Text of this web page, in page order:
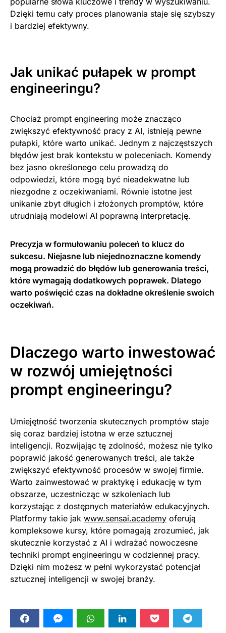
Dzięki temu cały proces planowania staje się szybszy
i bardziej efektywny.
Jak unikać pułapek w prompt
engineeringu?
Chociaż prompt engineering może znacząco
zwiększyć efektywność pracy z AI, istnieją pewne
pułapki, które warto unikać. Jednym z najczęstszych
błędów jest brak kontekstu w poleceniach. Komendy
bez jasno określonego celu prowadzą do
odpowiedzi, które mogą być nieadekwatne lub
niezgodne z oczekiwaniami. Równie istotne jest
unikanie zbyt długich i złożonych promptów, które
utrudniają modelowi AI poprawną interpretację.
Precyzja w formułowaniu poleceń to klucz do
sukcesu. Niejasne lub niejednoznaczne komendy
mogą prowadzić do błędów lub generowania treści,
które wymagają dodatkowych poprawek. Dlatego
warto poświęcić czas na dokładne określenie swoich
oczekiwań.
Dlaczego warto inwestować
w rozwój umiejętności
prompt engineeringu?
Umiejętność tworzenia skutecznych promptów staje
się coraz bardziej istotna w erze sztucznej
inteligencji. Rozwijając tę zdolność, możesz nie tylko
poprawić jakość generowanych treści, ale także
zwiększyć efektywność procesów w swojej firmie.
Warto zainwestować w praktykę i edukację w tym
obszarze, uczestnicząc w szkoleniach lub
korzystając z dostępnych materiałów edukacyjnych.
Platformy takie jak www.sensai.academy oferują
kompleksowe kursy, które pomagają zrozumieć, jak
skutecznie korzystać z AI i wdrażać nowoczesne
techniki prompt engineeringu w codziennej pracy.
Dzięki nim możesz w pełni wykorzystać potencjał
sztucznej inteligencji w swojej branży.